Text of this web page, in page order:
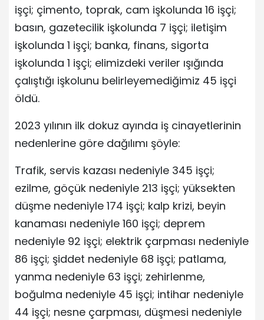
işçi; çimento, toprak, cam işkolunda 16 işçi;
basın, gazetecilik işkolunda 7 işçi; iletişim
işkolunda 1 işçi; banka, finans, sigorta
işkolunda 1 işçi; elimizdeki veriler ışığında
çalıştığı işkolunu belirleyemediğimiz 45 işçi
öldü.
2023 yılının ilk dokuz ayında iş cinayetlerinin
nedenlerine göre dağılımı şöyle:
Trafik, servis kazası nedeniyle 345 işçi;
ezilme, göçük nedeniyle 213 işçi; yüksekten
düşme nedeniyle 174 işçi; kalp krizi, beyin
kanaması nedeniyle 160 işçi; deprem
nedeniyle 92 işçi; elektrik çarpması nedeniyle
86 işçi; şiddet nedeniyle 68 işçi; patlama,
yanma nedeniyle 63 işçi; zehirlenme,
boğulma nedeniyle 45 işçi; intihar nedeniyle
44 işçi; nesne çarpması, düşmesi nedeniyle